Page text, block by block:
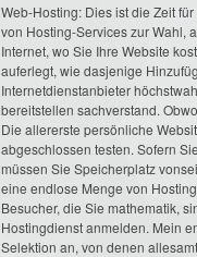
Web-Hosting: Dies ist die Zeit
von Hosting-Services zur Wahl,
Internet, wo Sie Ihre Website
auferlegt, wie dasjenige
Internetdienstanbieter
bereitstellen sachverstand.
Die allererste persönliche
abgeschlossen testen. Sofern
müssen Sie Speicherplatz
eine endlose Menge von
Besucher, die Sie mathematik,
Hostingdienst anmelden. Mein
Selektion an, von denen